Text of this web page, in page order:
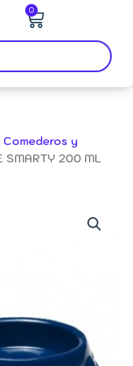
0
Carrito
Comederos y
SMARTY 200 ML